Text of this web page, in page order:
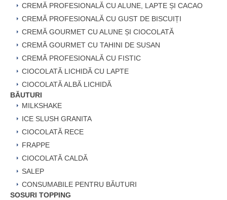
CREMĂ PROFESIONALĂ CU ALUNE, LAPTE ȘI CACAO
CREMĂ PROFESIONALĂ CU GUST DE BISCUIȚI
CREMĂ GOURMET CU ALUNE ȘI CIOCOLATĂ
CREMĂ GOURMET CU TAHINI DE SUSAN
CREMĂ PROFESIONALĂ CU FISTIC
CIOCOLATĂ LICHIDĂ CU LAPTE
CIOCOLATĂ ALBĂ LICHIDĂ
BĂUTURI
MILKSHAKE
ICE SLUSH GRANITA
CIOCOLATĂ RECE
FRAPPE
CIOCOLATĂ CALDĂ
SALEP
CONSUMABILE PENTRU BĂUTURI
SOSURI TOPPING